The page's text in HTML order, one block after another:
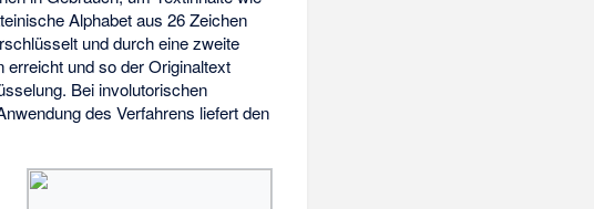
Alphabet aus 26 Zeichen
und durch eine zweite
und so der Originaltext
Bei involutorischen
des Verfahrens liefert den